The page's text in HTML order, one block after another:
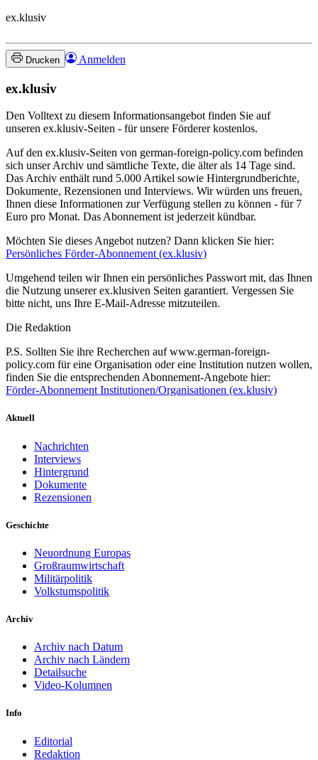
ex.klusiv
Drucken Anmelden
ex.klusiv
Den Volltext zu diesem Informationsangebot finden Sie auf
unseren ex.klusiv-Seiten - für unsere Förderer kostenlos.
Auf den ex.klusiv-Seiten von german-foreign-policy.com befinden
sich unser Archiv und sämtliche Texte, die älter als 14 Tage sind.
Das Archiv enthält rund 5.000 Artikel sowie Hintergrundberichte,
Dokumente, Rezensionen und Interviews. Wir würden uns freuen,
Ihnen diese Informationen zur Verfügung stellen zu können - für 7
Euro pro Monat. Das Abonnement ist jederzeit kündbar.
Möchten Sie dieses Angebot nutzen? Dann klicken Sie hier:
Persönliches Förder-Abonnement (ex.klusiv)
Umgehend teilen wir Ihnen ein persönliches Passwort mit, das Ihnen
die Nutzung unserer ex.klusiven Seiten garantiert. Vergessen Sie
bitte nicht, uns Ihre E-Mail-Adresse mitzuteilen.
Die Redaktion
P.S. Sollten Sie ihre Recherchen auf www.german-foreign-
policy.com für eine Organisation oder eine Institution nutzen wollen,
finden Sie die entsprechenden Abonnement-Angebote hier:
Förder-Abonnement Institutionen/Organisationen (ex.klusiv)
Aktuell
Nachrichten
Interviews
Hintergrund
Dokumente
Rezensionen
Geschichte
Neuordnung Europas
Großraumwirtschaft
Militärpolitik
Volkstumspolitik
Archiv
Archiv nach Datum
Archiv nach Ländern
Detailsuche
Video-Kolumnen
Info
Editorial
Redaktion